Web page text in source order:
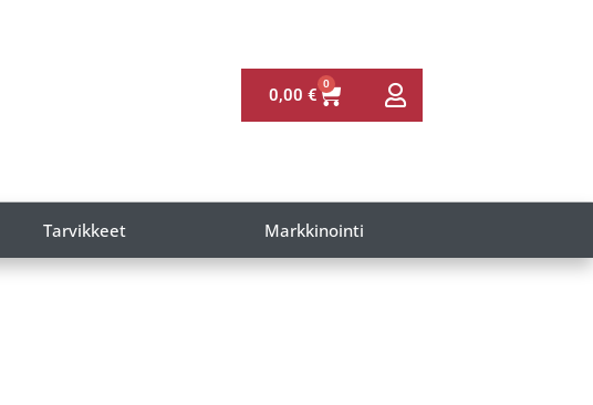
0,00 €
0
Tarvikkeet Markkinointi